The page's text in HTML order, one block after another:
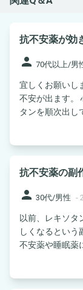
抗不安薬が効
person 70代以上/男
宜しくお願いし
不安が出ます。
タンを順次出し
抗不安薬の副
person 30代/男性 -
以前、レキソタ
しくなるという副作用が出
不安薬や睡眠薬